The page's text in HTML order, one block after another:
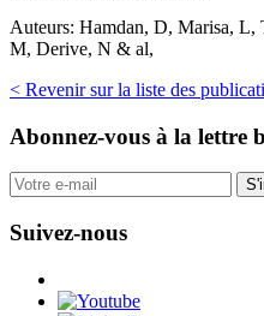
Auteurs: Hamdan, D, Marisa, L,
M, Derive, N & al,
< Revenir sur la liste des
Abonnez-vous à la lettre
Suivez-nous